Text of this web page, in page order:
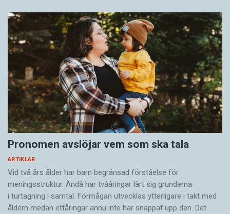
Pronomen avslöjar vem som ska tala
ARTIKLAR
Vid två års ålder har barn begränsad förståelse för
meningsstruktur. Ändå har tvååringar lärt sig grunderna
i turtagning i samtal. Förmågan utvecklas ytterligare i takt med
åldern medan ettåringar ännu inte har snappat upp den. Det